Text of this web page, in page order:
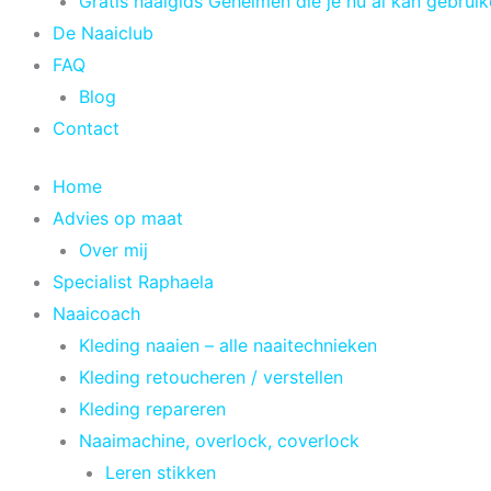
De Naaiclub
FAQ
Blog
Contact
Home
Advies op maat
Over mij
Specialist Raphaela
Naaicoach
Kleding naaien – alle naaitechnieken
Kleding retoucheren / verstellen
Kleding repareren
Naaimachine, overlock, coverlock
Leren stikken